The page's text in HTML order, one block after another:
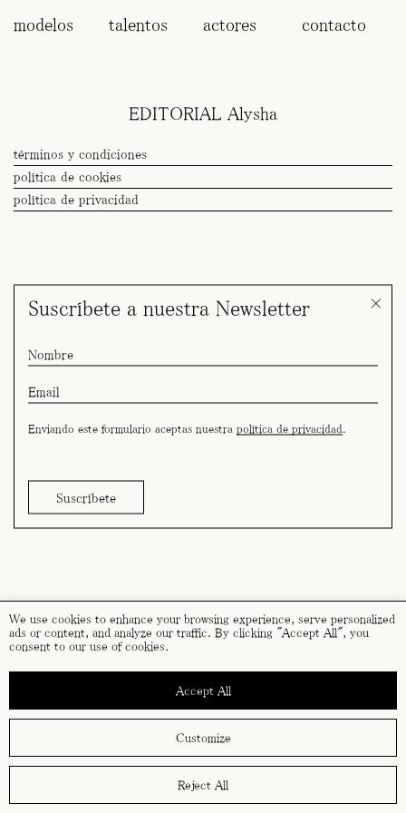
We use cookies to enhance your browsing experience, serve personalized
ads or content, and analyze our traffic. By clicking "Accept All", you
consent to our use of cookies.
Customize
Reject All
Accept All
modelos talentos actores contacto
EDITORIAL Alysha
Suscríbete a nuestra Newsletter
Enviando este formulario aceptas nuestra política de privacidad
términos y condiciones
política de cookies
política de privacidad